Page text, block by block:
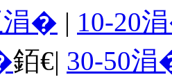
涓� | 10-20
銆€| 30-50